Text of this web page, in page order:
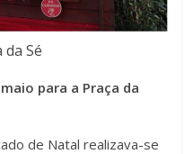
Sé
para a Praça da
de Natal realizava-se